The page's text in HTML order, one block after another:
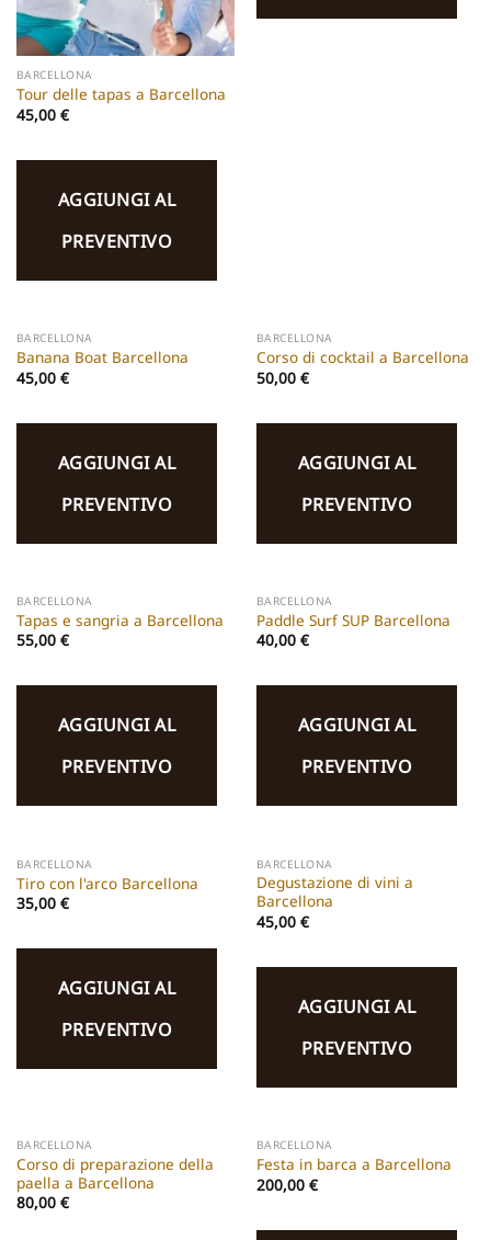
BARCELLONA
Tour delle tapas a Barcellona
45,00 €
AGGIUNGI AL
PREVENTIVO
BARCELLONA
Banana Boat Barcellona
45,00 €
AGGIUNGI AL
PREVENTIVO
BARCELLONA
Corso di cocktail a Barcellona
50,00 €
AGGIUNGI AL
PREVENTIVO
BARCELLONA
Tapas e sangria a Barcellona
55,00 €
AGGIUNGI AL
PREVENTIVO
BARCELLONA
Paddle Surf SUP Barcellona
40,00 €
AGGIUNGI AL
PREVENTIVO
BARCELLONA
Tiro con l'arco Barcellona
35,00 €
AGGIUNGI AL
PREVENTIVO
BARCELLONA
Degustazione di vini a
Barcellona
45,00 €
AGGIUNGI AL
PREVENTIVO
BARCELLONA
Corso di preparazione della
paella a Barcellona
80,00 €
BARCELLONA
Festa in barca a Barcellona
200,00 €